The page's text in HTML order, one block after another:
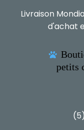
Livraison
d'achat

petits